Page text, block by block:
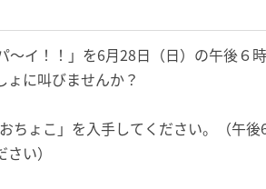
イ！！」 を6月28日（日）の午後６
ょに叫びませんか？
ち ょこ」を入手してください。（午
い）